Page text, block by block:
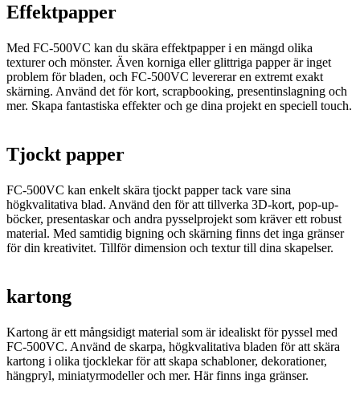
Effektpapper
Med FC-500VC kan du skära effektpapper i en mängd olika
texturer och mönster. Även korniga eller glittriga papper är inget
problem för bladen, och FC-500VC levererar en extremt exakt
skärning. Använd det för kort, scrapbooking, presentinslagning och
mer. Skapa fantastiska effekter och ge dina projekt en speciell touch.
Tjockt papper
FC-500VC kan enkelt skära tjockt papper tack vare sina
högkvalitativa blad. Använd den för att tillverka 3D-kort, pop-up-
böcker, presentaskar och andra pysselprojekt som kräver ett robust
material. Med samtidig bigning och skärning finns det inga gränser
för din kreativitet. Tillför dimension och textur till dina skapelser.
kartong
Kartong är ett mångsidigt material som är idealiskt för pyssel med
FC-500VC. Använd de skarpa, högkvalitativa bladen för att skära
kartong i olika tjocklekar för att skapa schabloner, dekorationer,
hängpryl, miniatyrmodeller och mer. Här finns inga gränser.